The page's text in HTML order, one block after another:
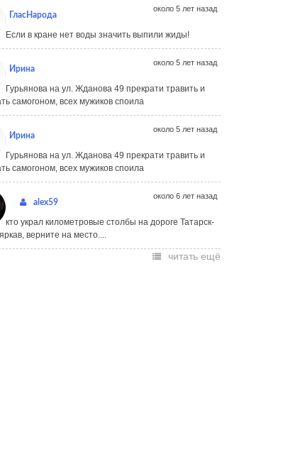
ГласНарода
около 5 лет назад
Если в кране нет воды значить выпили жиды!
Ирина
около 5 лет назад
Гурьянова на ул. Жданова 49 прекрати травить и
самогоном, всех мужиков споила
Ирина
около 5 лет назад
Гурьянова на ул. Жданова 49 прекрати травить и
самогоном, всех мужиков споила
alex59
около 6 лет назад
кто украл километровые столбы на дороге Татарск-
верните на место....
читать ещё